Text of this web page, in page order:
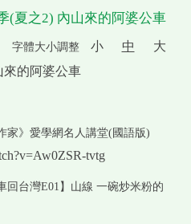
(夏之2) 內山來的阿婆公車
字體大小調整 小 中 大
來的阿婆公車
家》愛學網名人講堂(國語版)
tvtg
回台灣E01】山線 一碗炒米粉的